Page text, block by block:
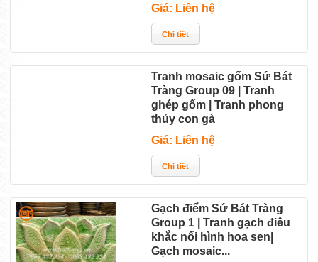
Giá: Liên hệ
Tranh mosaic gốm Sứ Bát
Tràng Group 09 | Tranh
ghép gốm | Tranh phong
thủy con gà
Giá: Liên hệ
Gạch điểm Sứ Bát Tràng
Group 1 | Tranh gạch điêu
khắc nổi hình hoa sen|
Gạch mosaic...